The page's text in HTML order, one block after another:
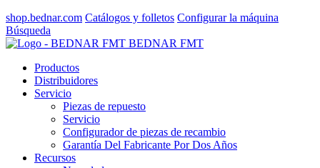
shop.bednar.com Catálogos y folletos Configurar la máquina
Búsqueda
BEDNAR FMT
Productos
Distribuidores
Servicio
Piezas de repuesto
Servicio
Configurador de piezas de recambio
Garantía Del Fabricante Por Dos Años
Recursos